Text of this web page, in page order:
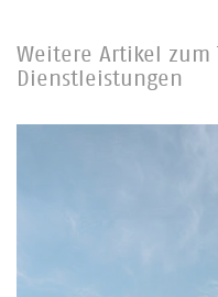
Weitere Artikel zum
Dienstleistungen